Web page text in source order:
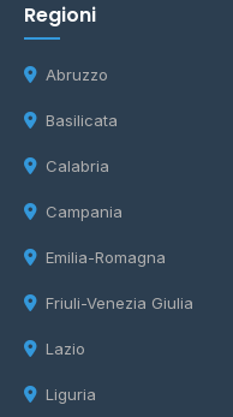
Regioni
Abruzzo
Basilicata
Calabria
Campania
Emilia-Romagna
Friuli-Venezia Giulia
Lazio
Liguria